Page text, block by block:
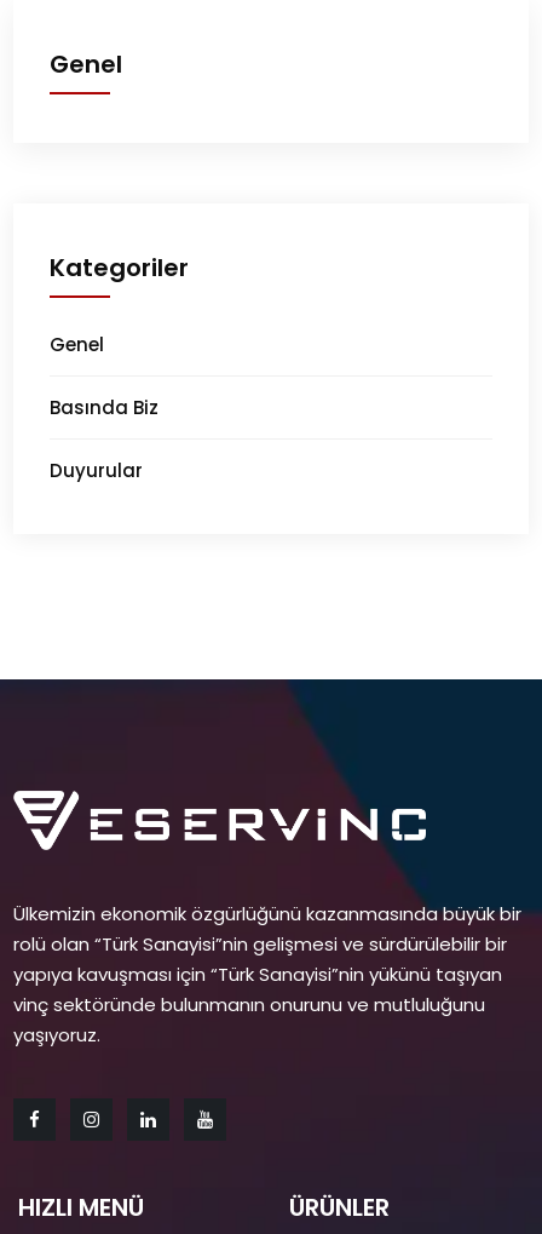
Genel
Kategoriler
Genel
Basında Biz
Duyurular
Ülkemizin ekonomik özgürlüğünü kazanmasında büyük bir
rolü olan “Türk Sanayisi”nin gelişmesi ve sürdürülebilir bir
yapıya kavuşması için “Türk Sanayisi”nin yükünü taşıyan
vinç sektöründe bulunmanın onurunu ve mutluluğunu
yaşıyoruz.
HIZLI MENÜ ÜRÜNLER